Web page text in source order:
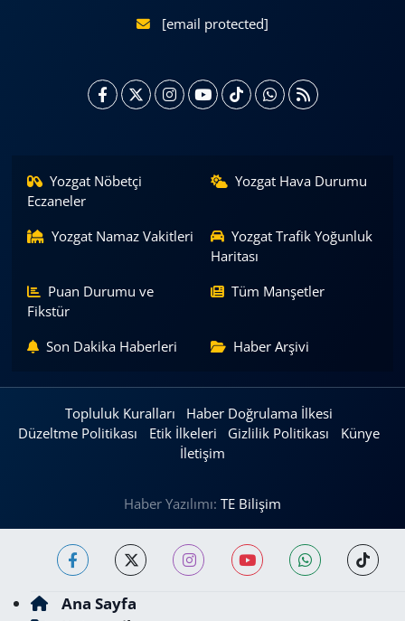
[email protected]
Yozgat Nöbetçi
Eczaneler
Yozgat Hava Durumu
Yozgat Namaz Vakitleri
Yozgat Trafik Yoğunluk
Haritası
Puan Durumu ve
Fikstür
Tüm Manşetler
Son Dakika Haberleri Haber Arşivi
Topluluk Kuralları
Haber Doğrulama İlkesi
Düzeltme Politikası
Etik İlkeleri Gizlilik Politikası
Künye
İletişim
Haber Yazılımı: TE Bilişim
Ana Sayfa